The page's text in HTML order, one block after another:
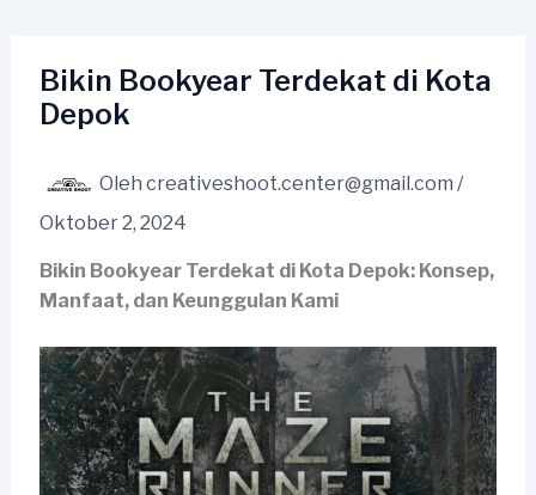
kontenBikin Bookyear Terdekat di Kota
Depok
Oleh creativeshoot.center@gmail.com /
Oktober 2, 2024
Bikin Bookyear Terdekat di Kota Depok: Konsep,
Manfaat, dan Keunggulan Kami